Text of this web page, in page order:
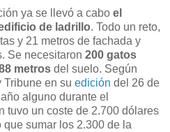
ya se llevó a cabo el
de ladrillo. Todo un reto,
y 21 metros de fachada y
Se necesitaron 200 gatos
metros del suelo. Según
en su edición del 26 de
alguno durante el
tuvo un coste de 2.700 dólares
sumar los 2.300 de la